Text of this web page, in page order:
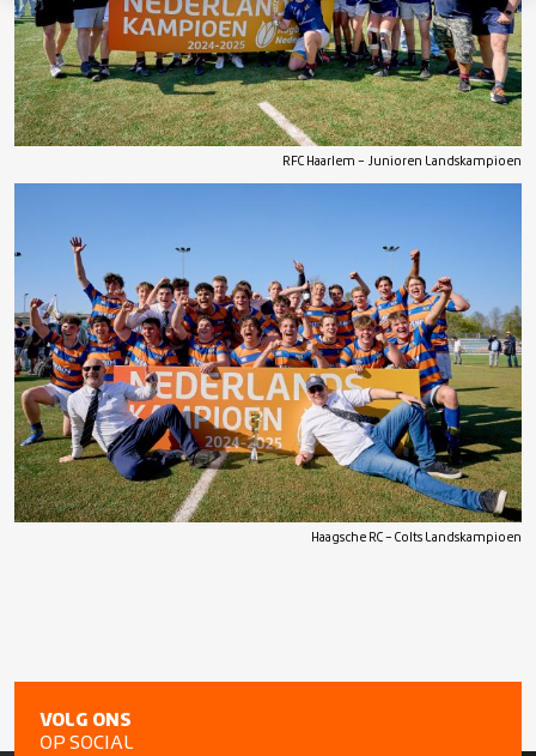
RFC Haarlem – Junioren Landskampioen
Haagsche RC – Colts Landskampioen
VOLG ONS
OP SOCIAL